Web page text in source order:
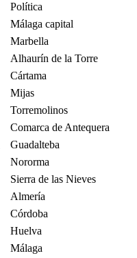
Política
Málaga capital
Marbella
Alhaurín de la Torre
Cártama
Mijas
Torremolinos
Comarca de Antequera
Guadalteba
Nororma
Sierra de las Nieves
Almería
Córdoba
Huelva
Málaga